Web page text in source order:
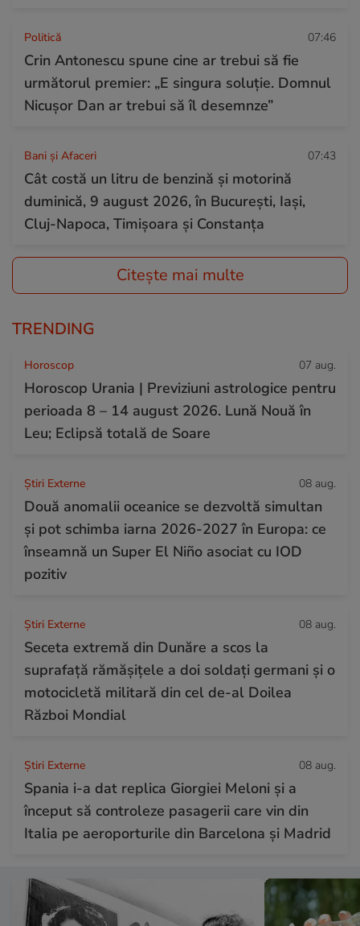
Politică 07:46
Crin Antonescu spune cine ar trebui să fie
următorul premier: „E singura soluție. Domnul
Nicușor Dan ar trebui să îl desemnze”
Bani și Afaceri 07:43
Cât costă un litru de benzină și motorină
duminică, 9 august 2026, în București, Iași,
Cluj-Napoca, Timișoara și Constanța
Citește mai multe
TRENDING
Horoscop 07 aug.
Horoscop Urania | Previziuni astrologice pentru
perioada 8 – 14 august 2026. Lună Nouă în
Leu; Eclipsă totală de Soare
Știri Externe 08 aug.
Două anomalii oceanice se dezvoltă simultan
și pot schimba iarna 2026-2027 în Europa: ce
înseamnă un Super El Niño asociat cu IOD
pozitiv
Știri Externe 08 aug.
Seceta extremă din Dunăre a scos la
suprafață rămășițele a doi soldați germani și o
motocicletă militară din cel de-al Doilea
Război Mondial
Știri Externe 08 aug.
Spania i-a dat replica Giorgiei Meloni și a
început să controleze pasagerii care vin din
Italia pe aeroporturile din Barcelona și Madrid